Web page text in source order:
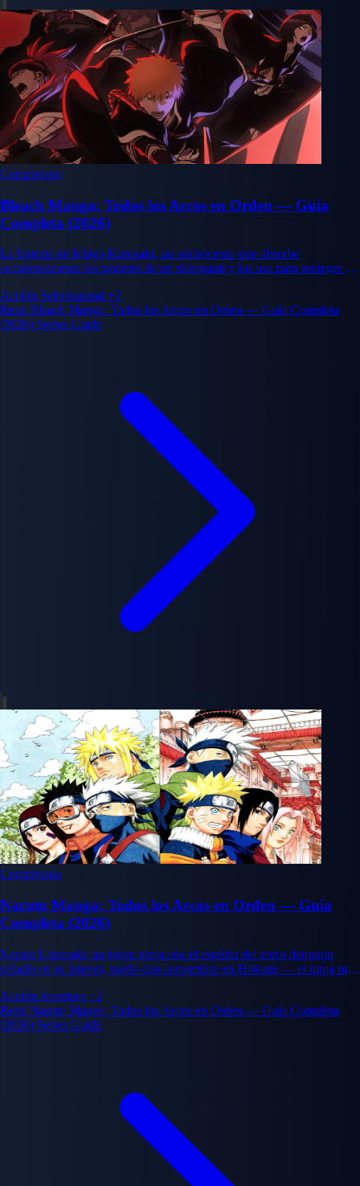
Completado
Bleach Manga: Todos los Arcos en Orden — Guía
Completa (2026)
La historia de Ichigo Kurosaki, un adolescente que absorbe
accidentalmente los poderes de un shinigami y los usa para proteger a
descubre una vasta conspiración que amenaza tanto el mundo humano
como el más allá.
Acción Sobrenatural +2
Read Bleach Manga: Todos los Arcos en Orden — Guía Completa
(2026) Series Guide
Completado
Naruto Manga: Todos los Arcos en Orden — Guía
Completa (2026)
Naruto Uzumaki, un joven ninja con el espíritu del zorro demonio
sellado en su interior, sueña con convertirse en Hokage — el ninja más
sacrificio y el ciclo del odio en el mundo ninja.
Acción Aventura +2
Read Naruto Manga: Todos los Arcos en Orden — Guía Completa
(2026) Series Guide